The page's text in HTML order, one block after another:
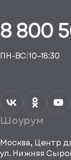
рекламные и
спасибо
спасибо
8 800
ПН-ВС |10–18:30
Шоурум
Москва, Центр
ул. Нижняя